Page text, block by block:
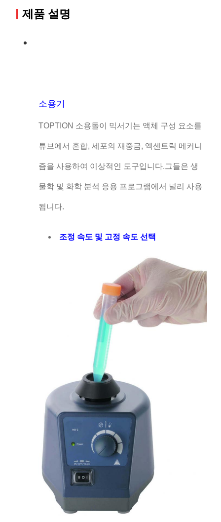
제품 설명
소용기
TOPTION 소용돌이 믹서기는 액체 구성 요소를
튜브에서 혼합, 세포의 재중금, 엑센트릭 메커니
즘을 사용하여 이상적인 도구입니다.그들은 생
물학 및 화학 분석 응용 프로그램에서 널리 사용
됩니다.
조정 속도 및 고정 속도 선택